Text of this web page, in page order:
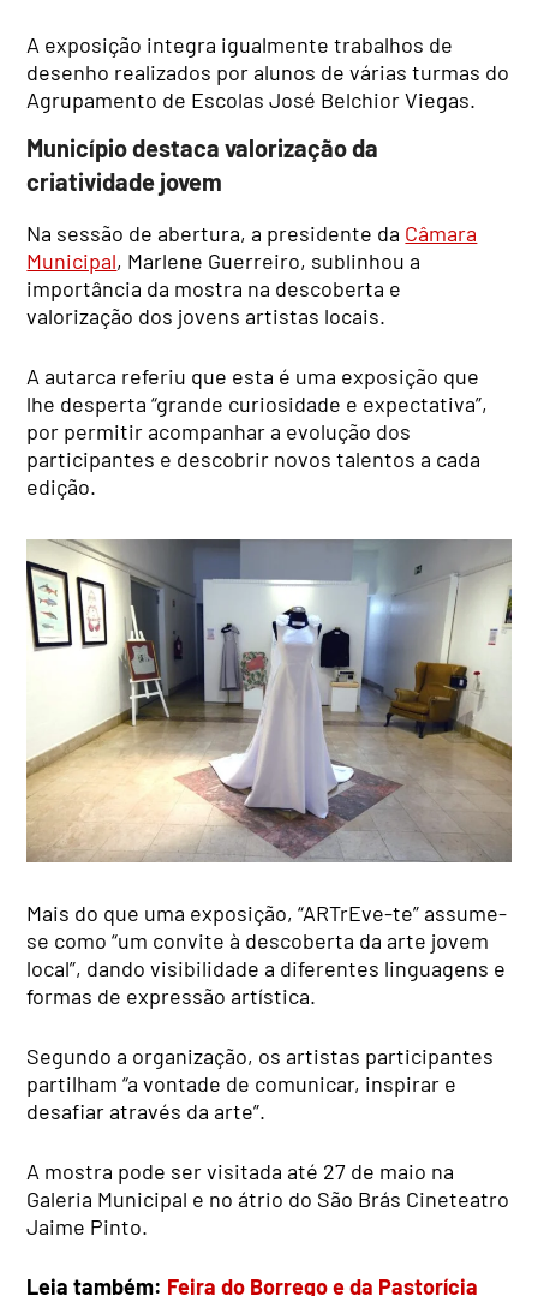
A exposição integra igualmente trabalhos de
desenho realizados por alunos de várias turmas do
Agrupamento de Escolas José Belchior Viegas.
Município destaca valorização da
criatividade jovem
Na sessão de abertura, a presidente da Câmara
Municipal, Marlene Guerreiro, sublinhou a
importância da mostra na descoberta e
valorização dos jovens artistas locais.
A autarca referiu que esta é uma exposição que
lhe desperta “grande curiosidade e expectativa”,
por permitir acompanhar a evolução dos
participantes e descobrir novos talentos a cada
edição.
Mais do que uma exposição, “ARTrEve-te” assume-
se como “um convite à descoberta da arte jovem
local”, dando visibilidade a diferentes linguagens e
formas de expressão artística.
Segundo a organização, os artistas participantes
partilham “a vontade de comunicar, inspirar e
desafiar através da arte”.
A mostra pode ser visitada até 27 de maio na
Galeria Municipal e no átrio do São Brás Cineteatro
Jaime Pinto.
Leia também: Feira do Borrego e da Pastorícia